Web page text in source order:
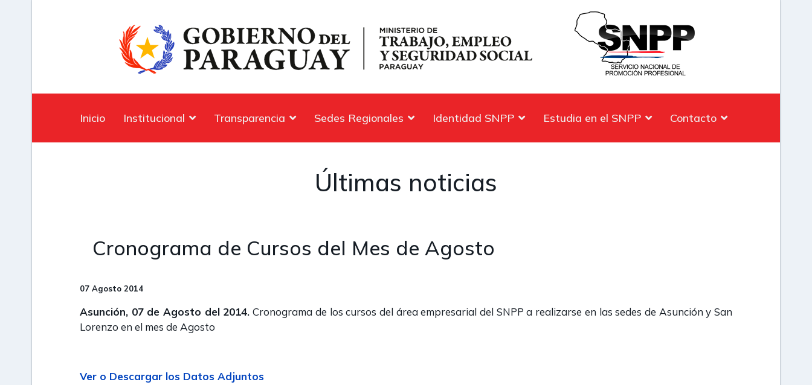
Inicio Institucional Transparencia Sedes Regionales Identidad SNPP Estudia en el SNPP Contacto
Últimas noticias
Cronograma de Cursos del Mes de Agosto
07 Agosto 2014
Asunción, 07 de Agosto del 2014. Cronograma de los cursos del área empresarial del SNPP a realizarse en las sedes de Asunción y San
Lorenzo en el mes de Agosto
Ver o Descargar los Datos Adjuntos